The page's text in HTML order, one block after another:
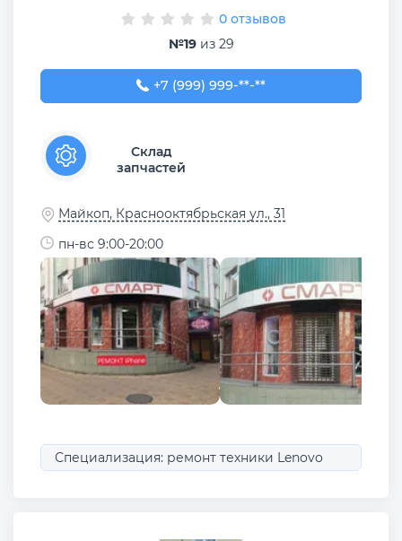
0 отзывов
№19из 29
+7 (999) 999-99-99
+7 (999) 999-**-**
Склад
запчастей
Майкоп, Краснооктябрьская ул., 31
пн-вс 9:00-20:00
Специализация: ремонт техники Lenovo